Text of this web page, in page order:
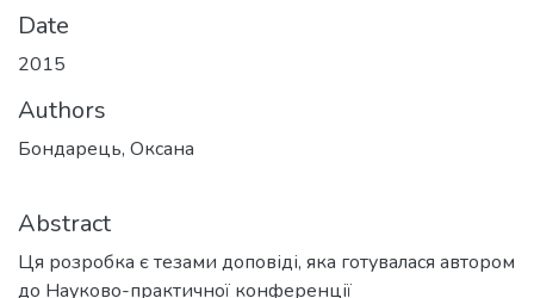
Date
2015
Authors
Бондарець, Оксана
Abstract
Ця розробка є тезами доповіді, яка готувалася автором
до Науково-практичної конференції